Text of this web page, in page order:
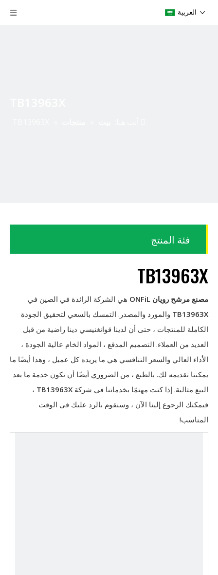
العربية
فئة المنتج
TB13963X
مصنع مرشح رويان ONFiL
هي الشركة الرائدة في الصين في
TB13963X والمورد والمصدر. التمسك بالسعي لتحقيق الجودة
الكاملة للمنتجات ، حتى أن لدينا قوانغنيسي دينا راضية من قبل
العديد من العملاء. التصميم المدقع ، المواد الخام عالية الجودة ،
الأداء العالي والسعر التنافسي هي ما يريده كل عميل ، وهذا أيضًا ما
يمكننا تقديمه لك. بالطبع ، من الضروري أيضًا أن تكون خدمة ما بعد
البيع مثالية. إذا كنت مهتمًا بخدماتنا في شركة TB13963X ،
فيمكنك الرجوع إلينا الآن ، وسنقوم بالرد عليك في الوقت
المناسب!